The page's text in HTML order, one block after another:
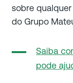
sobre
do Grupo
Saiba
pode